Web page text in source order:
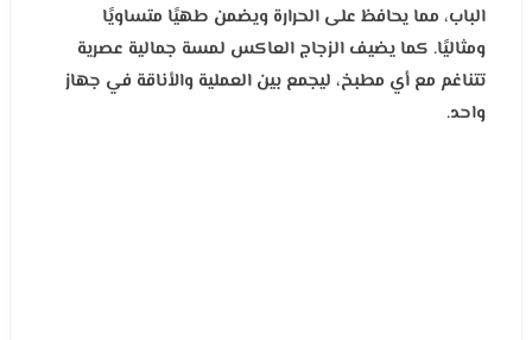
الباب، مما يحافظ على الحرارة ويضمن طهيًا متساويًا
ومثاليًا. كما يضيف الزجاج العاكس لمسة جمالية عصرية
تتناغم مع أي مطبخ، ليجمع بين العملية والأناقة في جهاز
واحد.